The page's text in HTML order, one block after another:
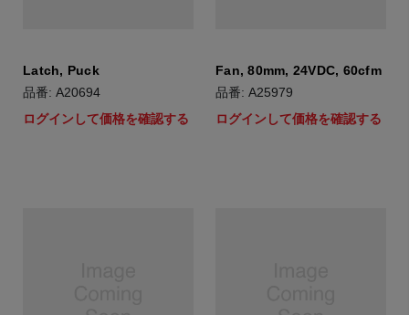
Latch, Puck
品番: A20694
ログインして価格を確認する
Fan, 80mm, 24VDC, 60cfm
品番: A25979
ログインして価格を確認する